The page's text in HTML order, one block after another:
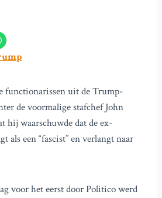
functionarissen uit de Trump-
de voormalige stafchef John
hij waarschuwde dat de ex-
als een “fascist” en verlangt naar
voor het eerst door Politico werd